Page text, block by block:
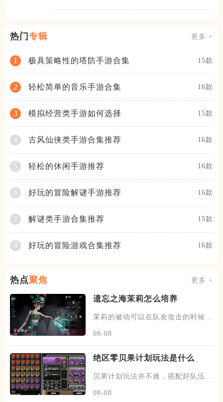
热门 专辑 更多 +
1 极具策略性的塔防手游合集 15款
2 轻松简单的音乐手游合集 16款
3 模拟经营类手游如何选择 15款
4 古风仙侠类手游合集推荐 16款
5 轻松的休闲手游推荐 16款
6 好玩的冒险解谜手游推荐 16款
7 解谜类手游合集推荐 15款
8 好玩的冒险游戏合集推荐 16款
热点聚焦 更多 +
遗忘之海茉莉怎么培养
茉莉的被动可以在队友攻击的时候，
08-08
绝区零贝果计划玩法是什么
贝果计划玩法并不难，搭配好队伍和
08-08